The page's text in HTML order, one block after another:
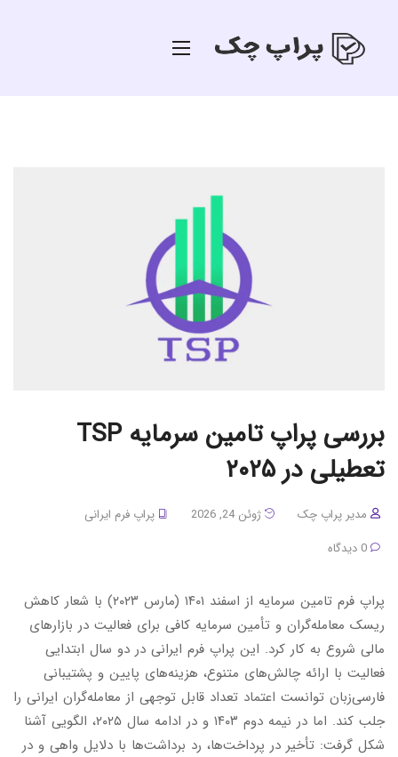
بررسی پراپ تامین سرمایه TSP
تعطیلی در ۲۰۲۵
مدیر پراپ چک ژوئن 24, 2026
پراپ فرم ایرانی
پراپ فرم تامین سرمایه از اسفند ۱۴۰۱ (مارس ۲۰۲۳) با شعار کاهش
ریسک معامله‌گران و تأمین سرمایه کافی برای فعالیت در بازارهای
مالی شروع به کار کرد. این پراپ فرم ایرانی در دو سال ابتدایی
فعالیت با ارائه چالش‌های متنوع، هزینه‌های پایین و پشتیبانی
فارسی‌زبان توانست اعتماد تعداد قابل توجهی از معامله‌گران ایرانی را
جلب کند. اما در نیمه دوم ۱۴۰۳ و در ادامه سال ۲۰۲۵، الگویی آشنا
شکل گرفت: تأخیر در پرداخت‌ها، رد برداشت‌ها با دلایل واهی و در